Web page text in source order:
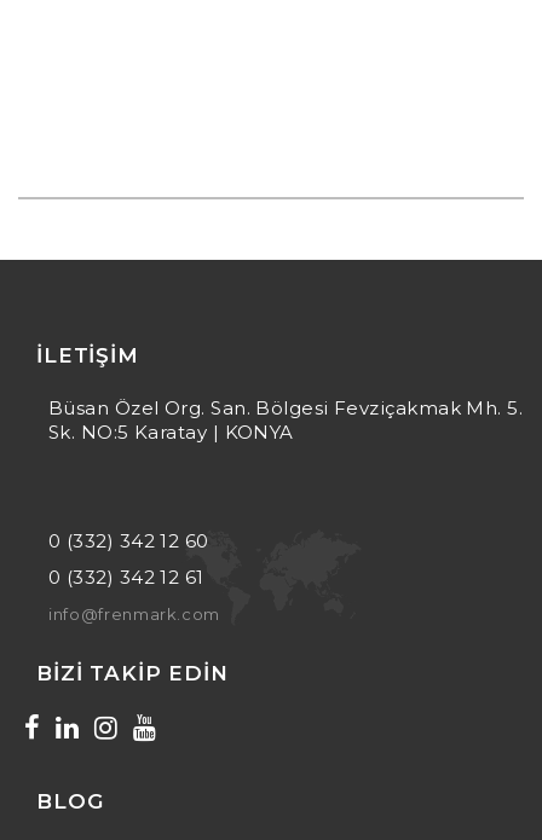
İLETIŞIM
Büsan Özel Org. San. Bölgesi Fevziçakmak Mh. 5.
Sk. NO:5 Karatay | KONYA
0 (332) 342 12 60
0 (332) 342 12 61
info@frenmark.com
BIZI TAKIP EDIN
BLOG